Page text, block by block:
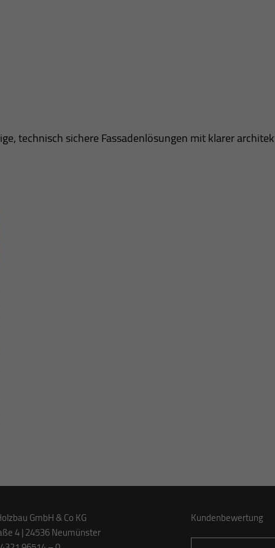
technisch sichere Fassadenlösungen mit klarer
GmbH & Co KG
4 | 24536 Neumünster
Kundenbewertung